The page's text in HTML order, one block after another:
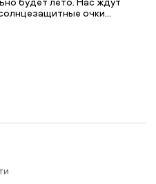
очки...